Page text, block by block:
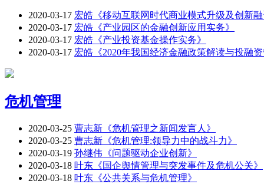
2020-03-17 宏皓《移动互联网时代商业模式升级及创新
2020-03-17 宏皓《产业园区的金融创新应用实务》
2020-03-17 宏皓《产业投资基金操作实务》
2020-03-17 宏皓《2020年我国经济金融政策解读与投融
危机管理
2020-03-25 曹志新《危机管理之新闻发言人》
2020-03-25 曹志新《危机管理:领导力中的战斗力》
2020-03-19 孙继伟《问题驱动企业创新》
2020-03-18 叶东《国企舆情管理与突发事件及危机公关》
2020-03-18 叶东《公共关系与危机管理》